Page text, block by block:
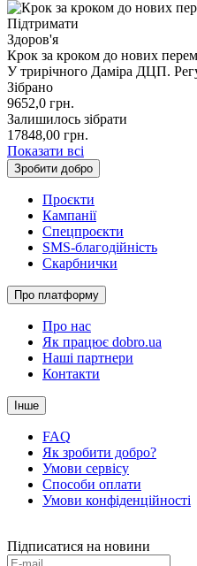
Підтримати
Здоров'я
Крок за кроком до нових
У трирічного Даміра ДЦП.
Зібрано
9652,0 грн.
Залишилось зібрати
17848,00 грн.
Показати всі
Зробити добро
Проєкти
Кампанії
Спецпроєкти
SMS-благодійність
Скарбнички
Про платформу
Про нас
Як працює dobro.ua
Наші партнери
Контакти
Інше
FAQ
Як зробити добро?
Умови сервісу
Способи оплати
Умови конфіденційності
Підписатися на новини